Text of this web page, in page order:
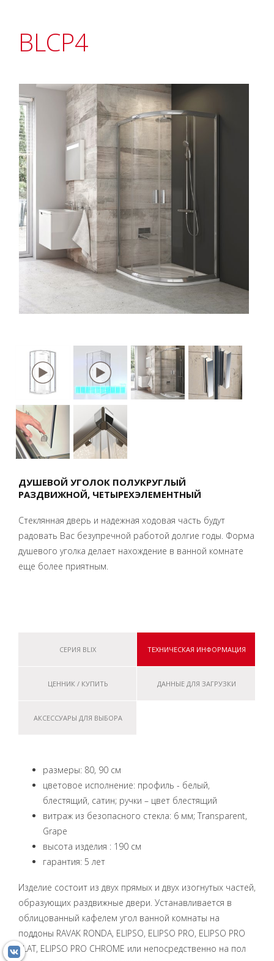
BLCP4
ДУШЕВОЙ УГОЛОК ПОЛУКРУГЛЫЙ
РАЗДВИЖНОЙ, ЧЕТЫРЕХЭЛЕМЕНТНЫЙ
Стеклянная дверь и надежная ходовая часть будут
радовать Вас безупречной работой долгие годы. Форма
душевого уголка делает нахождение в ванной комнате
еще более приятным.
СЕРИЯ BLIX ТЕХНИЧЕСКАЯ ИНФОРМАЦИЯ
ЦЕННИК / КУПИТЬ ДАННЫЕ ДЛЯ ЗАГРУЗКИ
АКСЕССУАРЫ ДЛЯ ВЫБОРА
размеры: 80, 90 см
цветовое исполнение: профиль - белый,
блестящий, сатин; ручки – цвет блестящий
витраж из безопасного стекла: 6 мм; Transparent,
Grape
высота изделия : 190 см
гарантия: 5 лет
Изделие состоит из двух прямых и двух изогнутых частей,
образующих раздвижные двери. Устанавливается в
облицованный кафелем угол ванной комнаты на
поддоны RAVAK RONDA, ELIPSO, ELIPSO PRO, ELIPSO PRO
FLAT, ELIPSO PRO CHROME или непосредственно на пол